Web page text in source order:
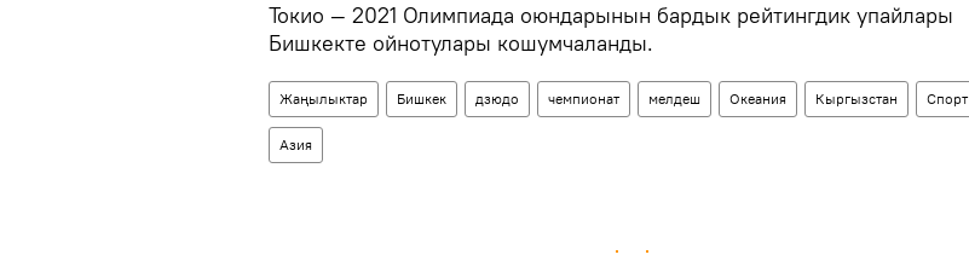
Токио — 2021 Олимпиада оюндарынын бардык рейтингдик упайлары
Бишкекте ойнотулары кошумчаланды.
Жаңылыктар Бишкек дзюдо чемпионат мелдеш Океания Кыргызстан Спорт
Азия